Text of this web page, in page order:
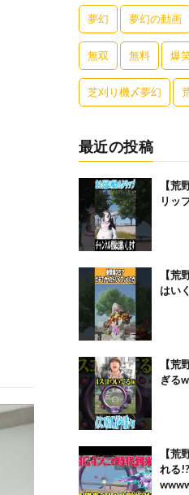
夢幻 夢幻の動画
無双 無料 爆
芝刈り機〆夢幻
最近の投稿
【荒
リッ
【荒
はい
【荒
ぎる
【荒
れる